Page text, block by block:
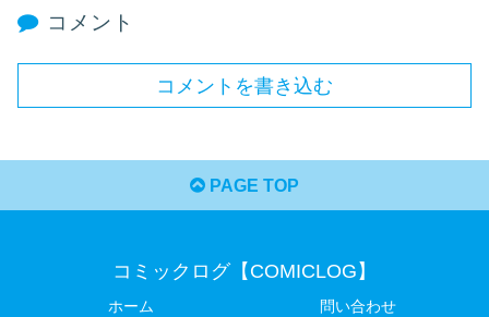
コメント
コメントを書き込む
PAGE TOP
コミックログ【COMICLOG】
ホーム
問い合わせ